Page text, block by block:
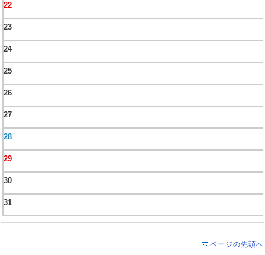
22
23
24
25
26
27
28
29
30
31
ページの先頭へ